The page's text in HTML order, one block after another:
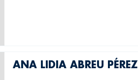
ANA LIDIA ABREU PÉREZ